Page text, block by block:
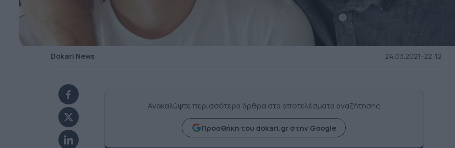
Dokari News 24.03.2021-22:12
Ανακαλύψτε περισσότερα άρθρα στα αποτελέσματα αναζήτησης
Προσθήκη του dokari.gr στην Google